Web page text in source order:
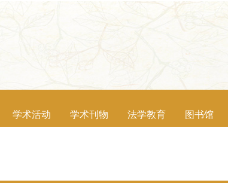
学术活动 学术刊物 法学教育 图书馆